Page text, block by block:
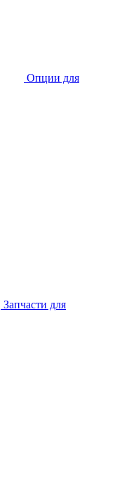
Опции для
Запчасти для